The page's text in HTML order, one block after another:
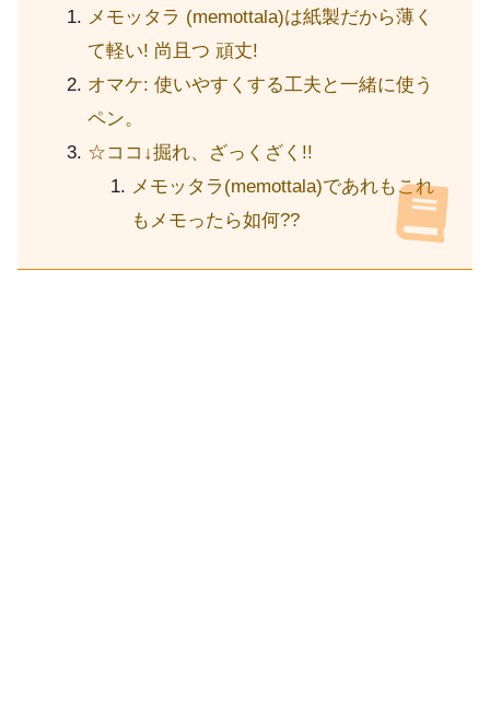
メモッタラ (memottala)は紙製だから薄く
て軽い! 尚且つ 頑丈!
オマケ: 使いやすくする工夫と一緒に使う
ペン。
☆ココ↓掘れ、ざっくざく!!
メモッタラ(memottala)であれもこれ
もメモったら如何??